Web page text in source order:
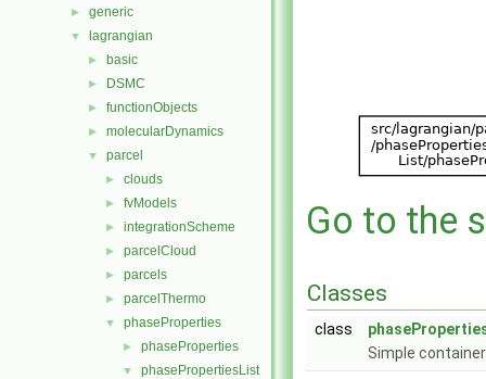
► generic
▼ lagrangian
► basic
► DSMC
► functionObjects
► molecularDynamics
▼ parcel
► clouds
► fvModels
► integrationScheme
► parcelCloud
► parcels
► parcelThermo
▼ phaseProperties
► phaseProperties
▼
phasePropertiesList
Go to the
Classes
class
Simple